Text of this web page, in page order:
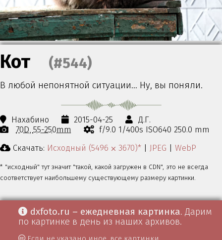
Кот (#544)
В любой непонятной ситуации… Ну, вы поняли.
Нахабино 2015-04-25
Д.Г.
70D 55-250mm
f/9.0 1/400s ISO640 250.0 mm
Скачать: Исходный (5496 ⨉ 3670)* | JPEG | WebP
* "исходный" тут значит "такой, какой загружен в CDN", это не всегда
соответствует наибольшему существующему размеру картинки.
dxfoto.ru – ежедневная картинка. Дарим
по картинке в день из наших архивов.